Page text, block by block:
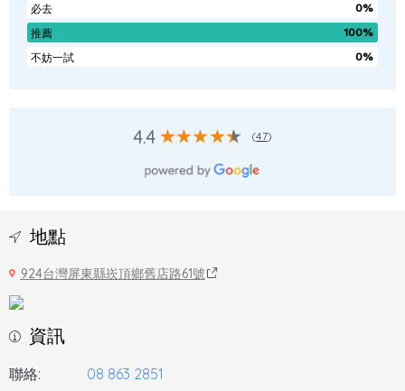
必去
0%
推薦
100%
不妨一試
0%
4.4 (47)
地點
924台灣屏東縣崁頂鄉舊店路61號
資訊
聯絡: 08 863 2851